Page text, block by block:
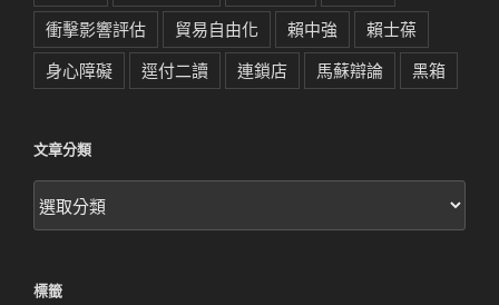
衝擊影響評估
貿易自由化 賴中強
賴士葆
身心障礙
逕付二讀 連鎖店 馬蘇辯論 黑箱
文章分類
文
章
標籤